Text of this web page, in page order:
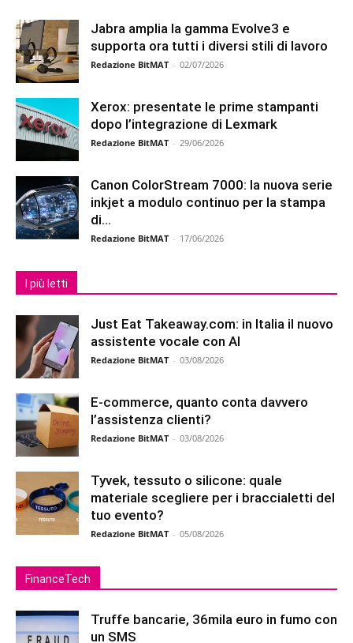
Jabra amplia la gamma Evolve3 e
supporta ora tutti i diversi stili di lavoro
Redazione BitMAT - 02/07/2026
Xerox: presentate le prime stampanti
dopo l’integrazione di Lexmark
Redazione BitMAT - 29/06/2026
Canon ColorStream 7000: la nuova serie
inkjet a modulo continuo per la stampa
di...
Redazione BitMAT - 17/06/2026
I più letti
Just Eat Takeaway.com: in Italia il nuovo
assistente vocale con AI
Redazione BitMAT - 03/08/2026
E-commerce, quanto conta davvero
l’assistenza clienti?
Redazione BitMAT - 03/08/2026
Tyvek, tessuto o silicone: quale
materiale scegliere per i braccialetti del
tuo evento?
Redazione BitMAT - 05/08/2026
FinanceTech
Truffe bancarie, 36mila euro in fumo con
un SMS